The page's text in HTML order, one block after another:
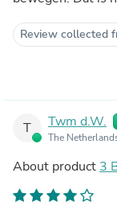
Review collected
T Twm d.W.
The
About product 3